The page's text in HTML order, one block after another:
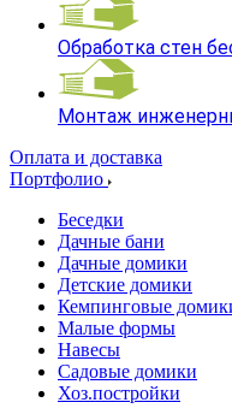
Обработка стен
Монтаж
Оплата и доставка
Портфолио
Беседки
Дачные бани
Дачные домики
Детские домики
Кемпинговые
Малые формы
Навесы
Садовые домики
Хоз.постройки